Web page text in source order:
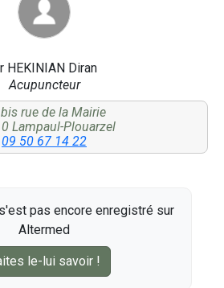
HEKINIAN Diran
Acupuncteur
rue de la Mairie
Lampaul-Plouarzel
09 50 67 14 22
pas encore enregistré sur
Altermed
le-lui savoir !